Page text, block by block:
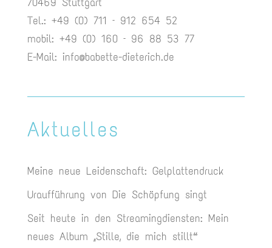
Tel.: +49 (0) 711 – 912 654 52
mobil: +49 (0) 160 – 96 88 53 77
E-Mail: info@babette-dieterich.de
Aktuelles
Meine neue Leidenschaft: Gelplattendruck
Uraufführung von Die Schöpfung singt
Seit heute in den Streamingdiensten: Mein
neues Album „Stille, die mich stillt“